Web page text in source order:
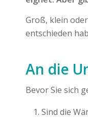
Groß, klein
entschieden
An die
Bevor Sie sich
Sind die